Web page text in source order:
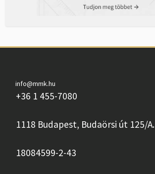
info@mmk.hu
+36 1 455-7080
1118 Budapest, Budaörsi út 125/A.
18084599-2-43